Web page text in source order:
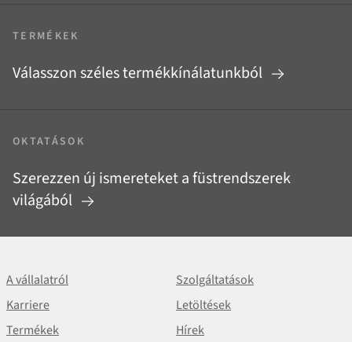
TERMÉKEK
Válasszon széles termékkínálatunkból
OKTATÁSOK
Szerezzen új ismereteket a füstrendszerek
világából
A vállalatról
Szolgáltatások
Karriere
Letöltések
Termékek
Hírek